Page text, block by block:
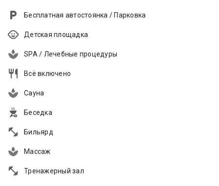
Бесплатная автостоянка / Парковка
Детская площадка
SPA / Лечебные процедуры
Всё включено
Сауна
Беседка
Бильярд
Массаж
Тренажерный зал